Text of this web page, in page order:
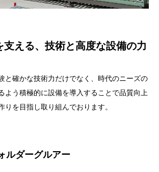
支える、技術と高度な設備の力
と確かな技術力だけでなく、時代のニーズの
よう積極的に設備を導入することで品質向上
りを目指し取り組んでおります。
ルダーグルアー